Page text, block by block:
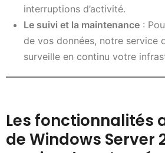
interruptions d’activité.
Le suivi et la maintenance :
de vos données, notre service
surveille en continu votre
Les fonctionnalités
de Windows Server